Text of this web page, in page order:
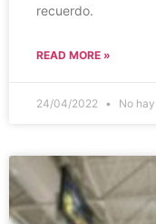
recuerdo.
READ MORE »
24/04/2022 No